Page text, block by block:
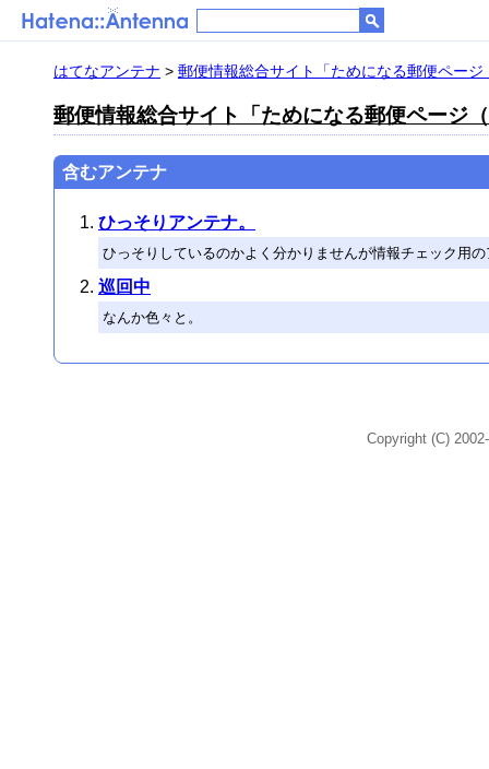
はてなアンテナ > 郵便情報総合サイト「ためになる郵便ペー
郵便情報総合サイト「ためになる郵便ページ
含むアンテナ
ひっそりアンテナ。
ひっそりしているのかよく分かりませんが情報チェック用
巡回中
なんか色々と。
Copyright (C)